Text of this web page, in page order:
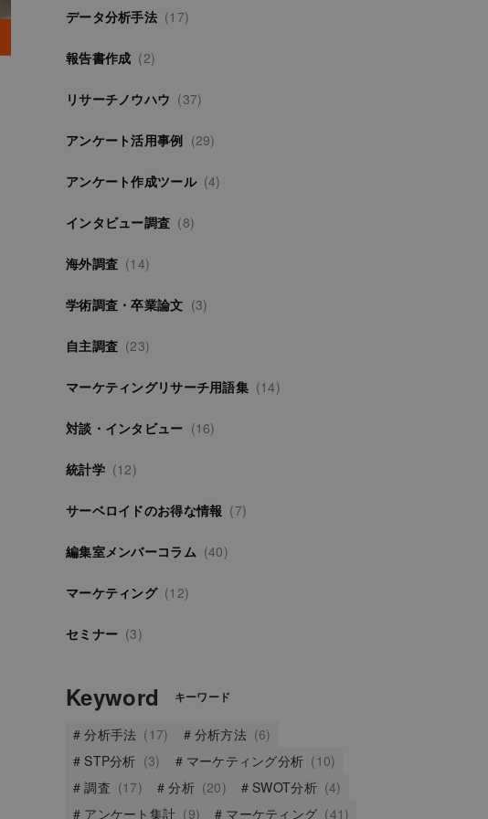
データ分析手法 (17)
報告書作成 (2)
リサーチノウハウ (37)
アンケート活用事例 (29)
アンケート作成ツール (4)
インタビュー調査 (8)
海外調査 (14)
学術調査・卒業論文 (3)
自主調査 (23)
マーケティングリサーチ用語集 (14)
対談・インタビュー (16)
統計学 (12)
サーベロイドのお得な情報 (7)
編集室メンバーコラム (40)
マーケティング (12)
セミナー (3)
Keyword キーワード
分析手法 (17) 分析方法 (6)
STP分析 (3) マーケティング分析 (10)
調査 (17) 分析 (20) SWOT分析 (4)
アンケート集計 (9) マーケティング (41)